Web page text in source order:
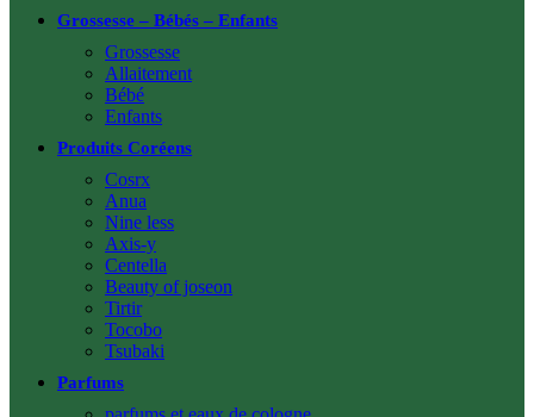
Grossesse – Bébés – Enfants
Grossesse
Allaitement
Bébé
Enfants
Produits Coréens
Cosrx
Anua
Nine less
Axis-y
Centella
Beauty of joseon
Tirtir
Tocobo
Tsubaki
Parfums